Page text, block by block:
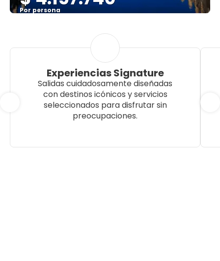
Por persona
Experiencias Signature
Salidas cuidadosamente diseñadas
con destinos icónicos y servicios
seleccionados para disfrutar sin
preocupaciones.